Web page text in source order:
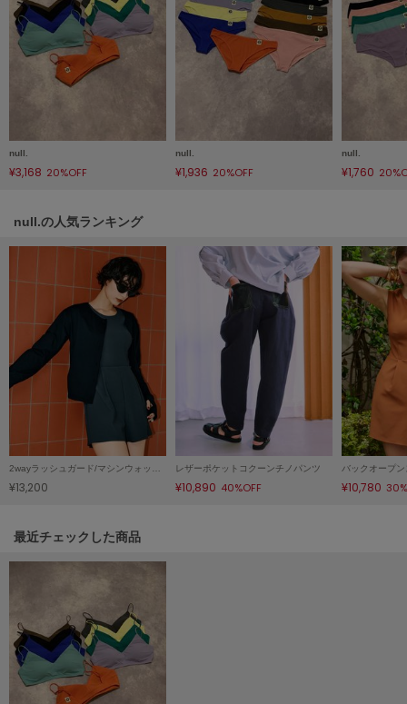
KEEN
ルコックスポルティフ
LeSportsac
レスポートサック
LILY BROWN
リリーブラウン
LILY BROWN Lingerie
リリーブラウンランジェリー
LITTLE UNION TOKYO
リトルユニオン トウキョウ
メイドオブオーガニクス
MICHU COQUETTE
MIESROHE
ミースロエ
miies miim
ミーエスミーム
null.
¥3,168 20%OFF
null.
¥1,936 20%OFF
null.
¥1,760
null.の人気ランキング
¥13,200
レザーポケットコクーンチノパンツ
¥10,890 40%OFF ¥10,780
関連記事
最近チェックした商品